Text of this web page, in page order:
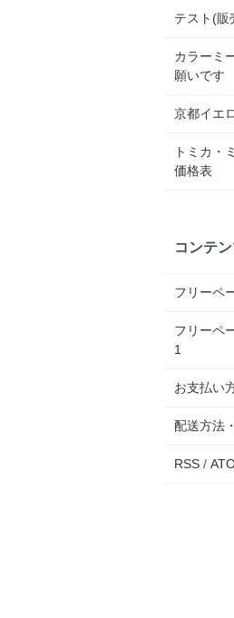
テスト(販
カラーミ
願いです
京都イエ
トミカ・
価格表
コンテ
フリーペ
フリーペ
1
お支払い
配送方法
RSS /